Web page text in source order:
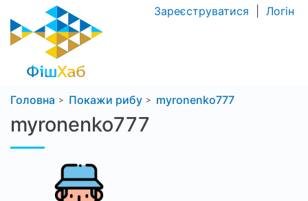
Зареєструватися Логін
Головна Покажи рибу myronenko777
myronenko777